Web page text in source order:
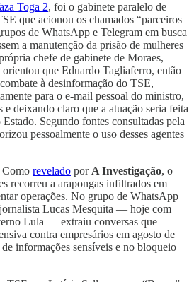
Toga 2, foi o gabinete paralelo de
que acionou os chamados “parceiros
de WhatsApp e Telegram em busca
a manutenção da prisão de mulheres
chefe de gabinete de Moraes,
que Eduardo Tagliaferro, então
à desinformação do TSE,
para o e-mail pessoal do ministro,
deixando claro que a atuação seria feita
Segundo fontes consultadas pela
pessoalmente o uso desses agentes
Como revelado por A Investigação, o
recorreu a arapongas infiltrados em
operações. No grupo de WhatsApp
Lucas Mesquita — hoje com
Lula — extraiu conversas que
contra empresários em agosto de
informações sensíveis e no bloqueio